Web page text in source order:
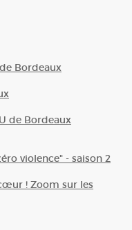
Bordeaux
de Bordeaux
violence" - saison 2
! Zoom sur les